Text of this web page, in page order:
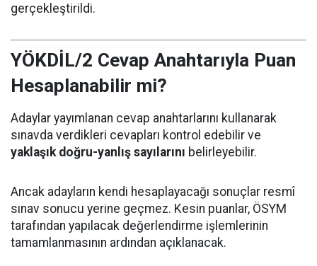
gerçekleştirildi.
YÖKDİL/2 Cevap Anahtarıyla Puan
Hesaplanabilir mi?
Adaylar yayımlanan cevap anahtarlarını kullanarak
sınavda verdikleri cevapları kontrol edebilir ve
yaklaşık doğru-yanlış sayılarını belirleyebilir.
Ancak adayların kendi hesaplayacağı sonuçlar resmî
sınav sonucu yerine geçmez. Kesin puanlar, ÖSYM
tarafından yapılacak değerlendirme işlemlerinin
tamamlanmasının ardından açıklanacak.